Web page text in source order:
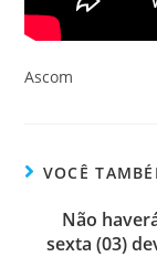
Ascom
VOCÊ
Não
sexta (03)